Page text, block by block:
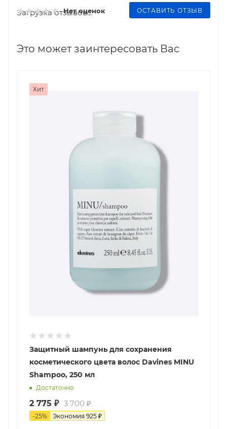
Нет оценок ОСТАВИТЬ ОТЗЫВ
Загрузка отзывов...
Это может заинтересовать Вас
Хит
Защитный шампунь для сохранения
косметического цвета волос Davines MINU
Shampoo, 250 мл
Достаточно
2 775 ₽ 3 700 ₽
-25% Экономия 925 ₽